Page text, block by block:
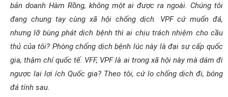
bản doanh Hàm Rồng, không một ai được ra ngoài. Chúng tôi
đang chung tay cùng xã hội chống dịch. VPF cứ muốn đá,
nhưng lỡ bùng phát dịch bệnh thì ai chịu trách nhiệm cho cầu
thủ của tôi? Phòng chống dịch bệnh lúc này là đại sự cấp quốc
gia, thậm chí quốc tế. VFF, VPF là ai trong xã hội này mà dám đi
ngược lại lợi ích Quốc gia? Theo tôi, cứ lo chống dịch đi, bóng
đá tính sau.